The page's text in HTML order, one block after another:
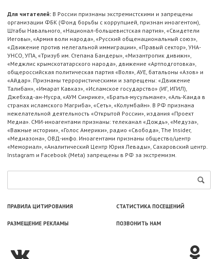
Для читателей: В России признаны экстремистскими и запрещены
организации ФБК (Фонд борьбы с коррупцией, признан иноагентом),
Штабы Навального, «Национал-большевистская партия», «Свидетели
Иеговы», «Армия воли народа», «Русский общенациональный союз»,
«Движение против нелегальной иммиграции», «Правый сектор», УНА-
УНСО, УПА, «Тризуб им. Степана Бандеры», «Мизантропик дивижн»,
«Меджлис крымскотатарского народа», движение «Артподготовка»,
общероссийская политическая партия «Воля», АУЕ, батальоны «Азов» и
«Айдар». Признаны террористическими и запрещены: «Движение
Талибан», «Имарат Кавказ», «Исламское государство» (ИГ, ИГИЛ),
Джебхад-ан-Нусра, «АУМ Синрике», «Братья-мусульмане», «Аль-Каида в
странах исламского Магриба», «Сеть», «Колумбайн». В РФ признана
нежелательной деятельность «Открытой России», издания «Проект
Медиа». СМИ-иноагентами признаны: телеканал «Дождь», «Медуза»,
«Важные истории», «Голос Америки», радио «Свобода», The Insider,
«Медиазона», ОВД-инфо. Иноагентами признаны общество/центр
«Мемориал», «Аналитический Центр Юрия Левады», Сахаровский центр.
Instagram и Facebook (Metа) запрещены в РФ за экстремизм.
ПРАВИЛА ЦИТИРОВАНИЯ СТАТИСТИКА ПОСЕЩЕНИЙ
РАЗМЕЩЕНИЕ РЕКЛАМЫ ПОЗВОНИТЬ НАМ